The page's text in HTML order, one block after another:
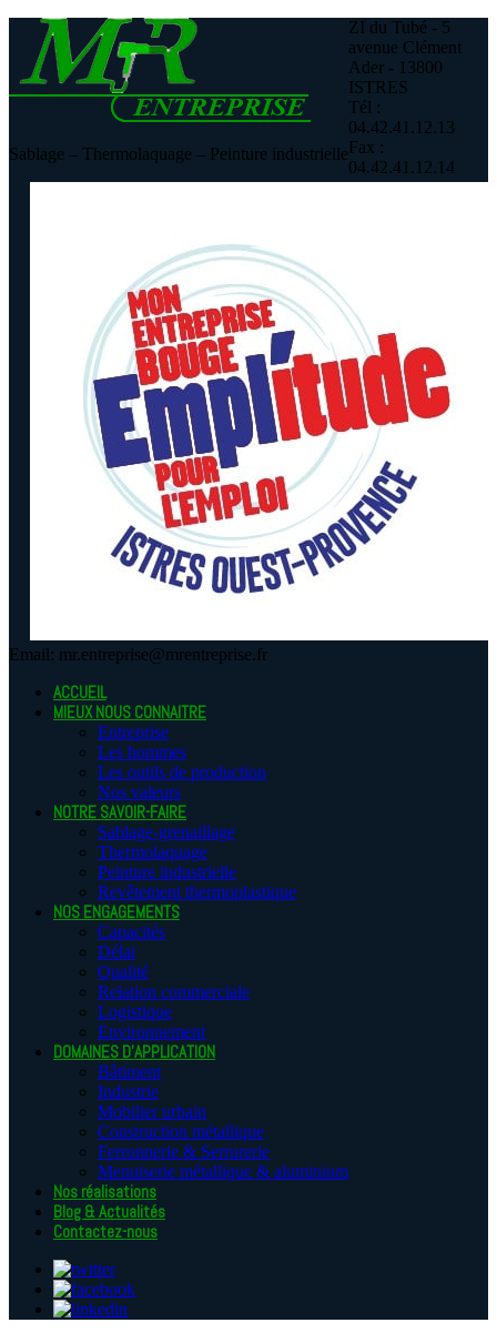
Sablage – Thermolaquage – Peinture industrielle
ZI du Tubé - 5
avenue Clément
Ader - 13800
ISTRES
Tél :
04.42.41.12.13
Fax :
04.42.41.12.14
Email: mr.entreprise@mrentreprise.fr
ACCUEIL
MIEUX NOUS CONNAITRE
Entreprise
Les hommes
Les outils de production
Nos valeurs
NOTRE SAVOIR-FAIRE
Sablage-grenaillage
Thermolaquage
Peinture industrielle
Revêtement thermoplastique
NOS ENGAGEMENTS
Capacités
Délai
Qualité
Relation commerciale
Logistique
Environnement
DOMAINES D’APPLICATION
Bâtiment
Industrie
Mobilier urbain
Construction métallique
Ferronnerie & Serrurerie
Menuiserie métallique & aluminium
Nos réalisations
Blog & Actualités
Contactez-nous